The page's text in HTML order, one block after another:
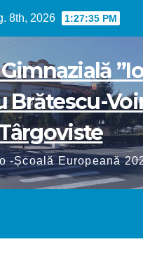
de
8th, 2026 1:27:35 PM
Brătescu-
-Școală Europeană